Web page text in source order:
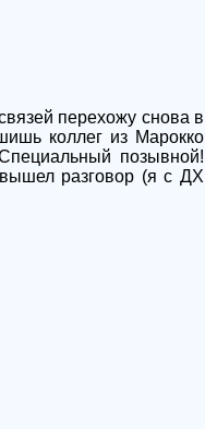
перехожу снова в
коллег из Марокко
позывной!
разговор (я с ДХ